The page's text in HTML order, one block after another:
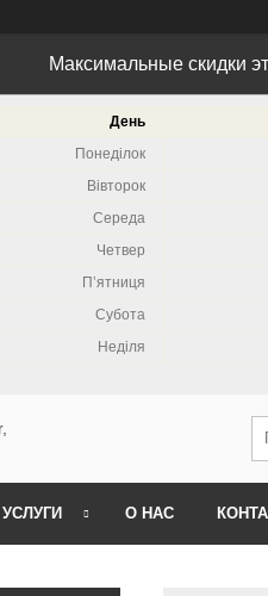
Максимальные скидки
День
Понеділок
Вівторок
Середа
Четвер
Пʼятниця
Субота
Неділя
О НАС